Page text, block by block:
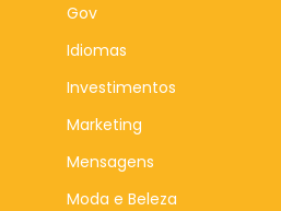
Gov
Idiomas
Investimentos
Marketing
Mensagens
Moda e Beleza